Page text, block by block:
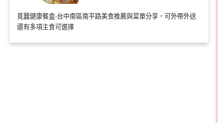
覓蠶健康餐盒-台中南區南平路美食推薦與菜單分享，可外帶外送
還有多項主食可選擇